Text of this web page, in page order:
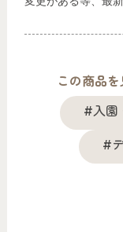
この商品
#入園
#